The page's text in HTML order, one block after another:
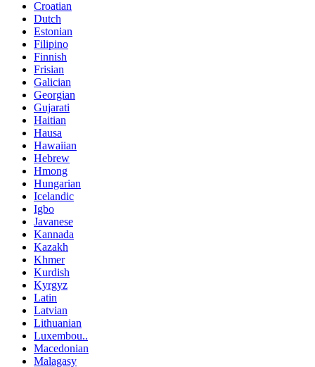
Croatian
Dutch
Estonian
Filipino
Finnish
Frisian
Galician
Georgian
Gujarati
Haitian
Hausa
Hawaiian
Hebrew
Hmong
Hungarian
Icelandic
Igbo
Javanese
Kannada
Kazakh
Khmer
Kurdish
Kyrgyz
Latin
Latvian
Lithuanian
Luxembou..
Macedonian
Malagasy